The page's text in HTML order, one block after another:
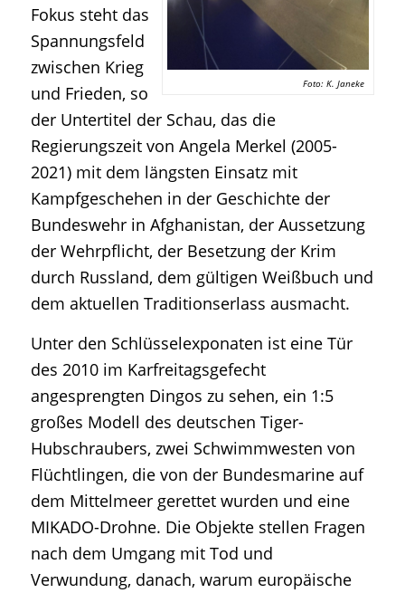
Foto: K. Janeke
Fokus steht das
Spannungsfeld
zwischen Krieg
und Frieden, so
der Untertitel der Schau, das die
Regierungszeit von Angela Merkel (2005-
2021) mit dem längsten Einsatz mit
Kampfgeschehen in der Geschichte der
Bundeswehr in Afghanistan, der Aussetzung
der Wehrpflicht, der Besetzung der Krim
durch Russland, dem gültigen Weißbuch und
dem aktuellen Traditionserlass ausmacht.
Unter den Schlüsselexponaten ist eine Tür
des 2010 im Karfreitagsgefecht
angesprengten Dingos zu sehen, ein 1:5
großes Modell des deutschen Tiger-
Hubschraubers, zwei Schwimmwesten von
Flüchtlingen, die von der Bundesmarine auf
dem Mittelmeer gerettet wurden und eine
MIKADO-Drohne. Die Objekte stellen Fragen
nach dem Umgang mit Tod und
Verwundung, danach, warum europäische